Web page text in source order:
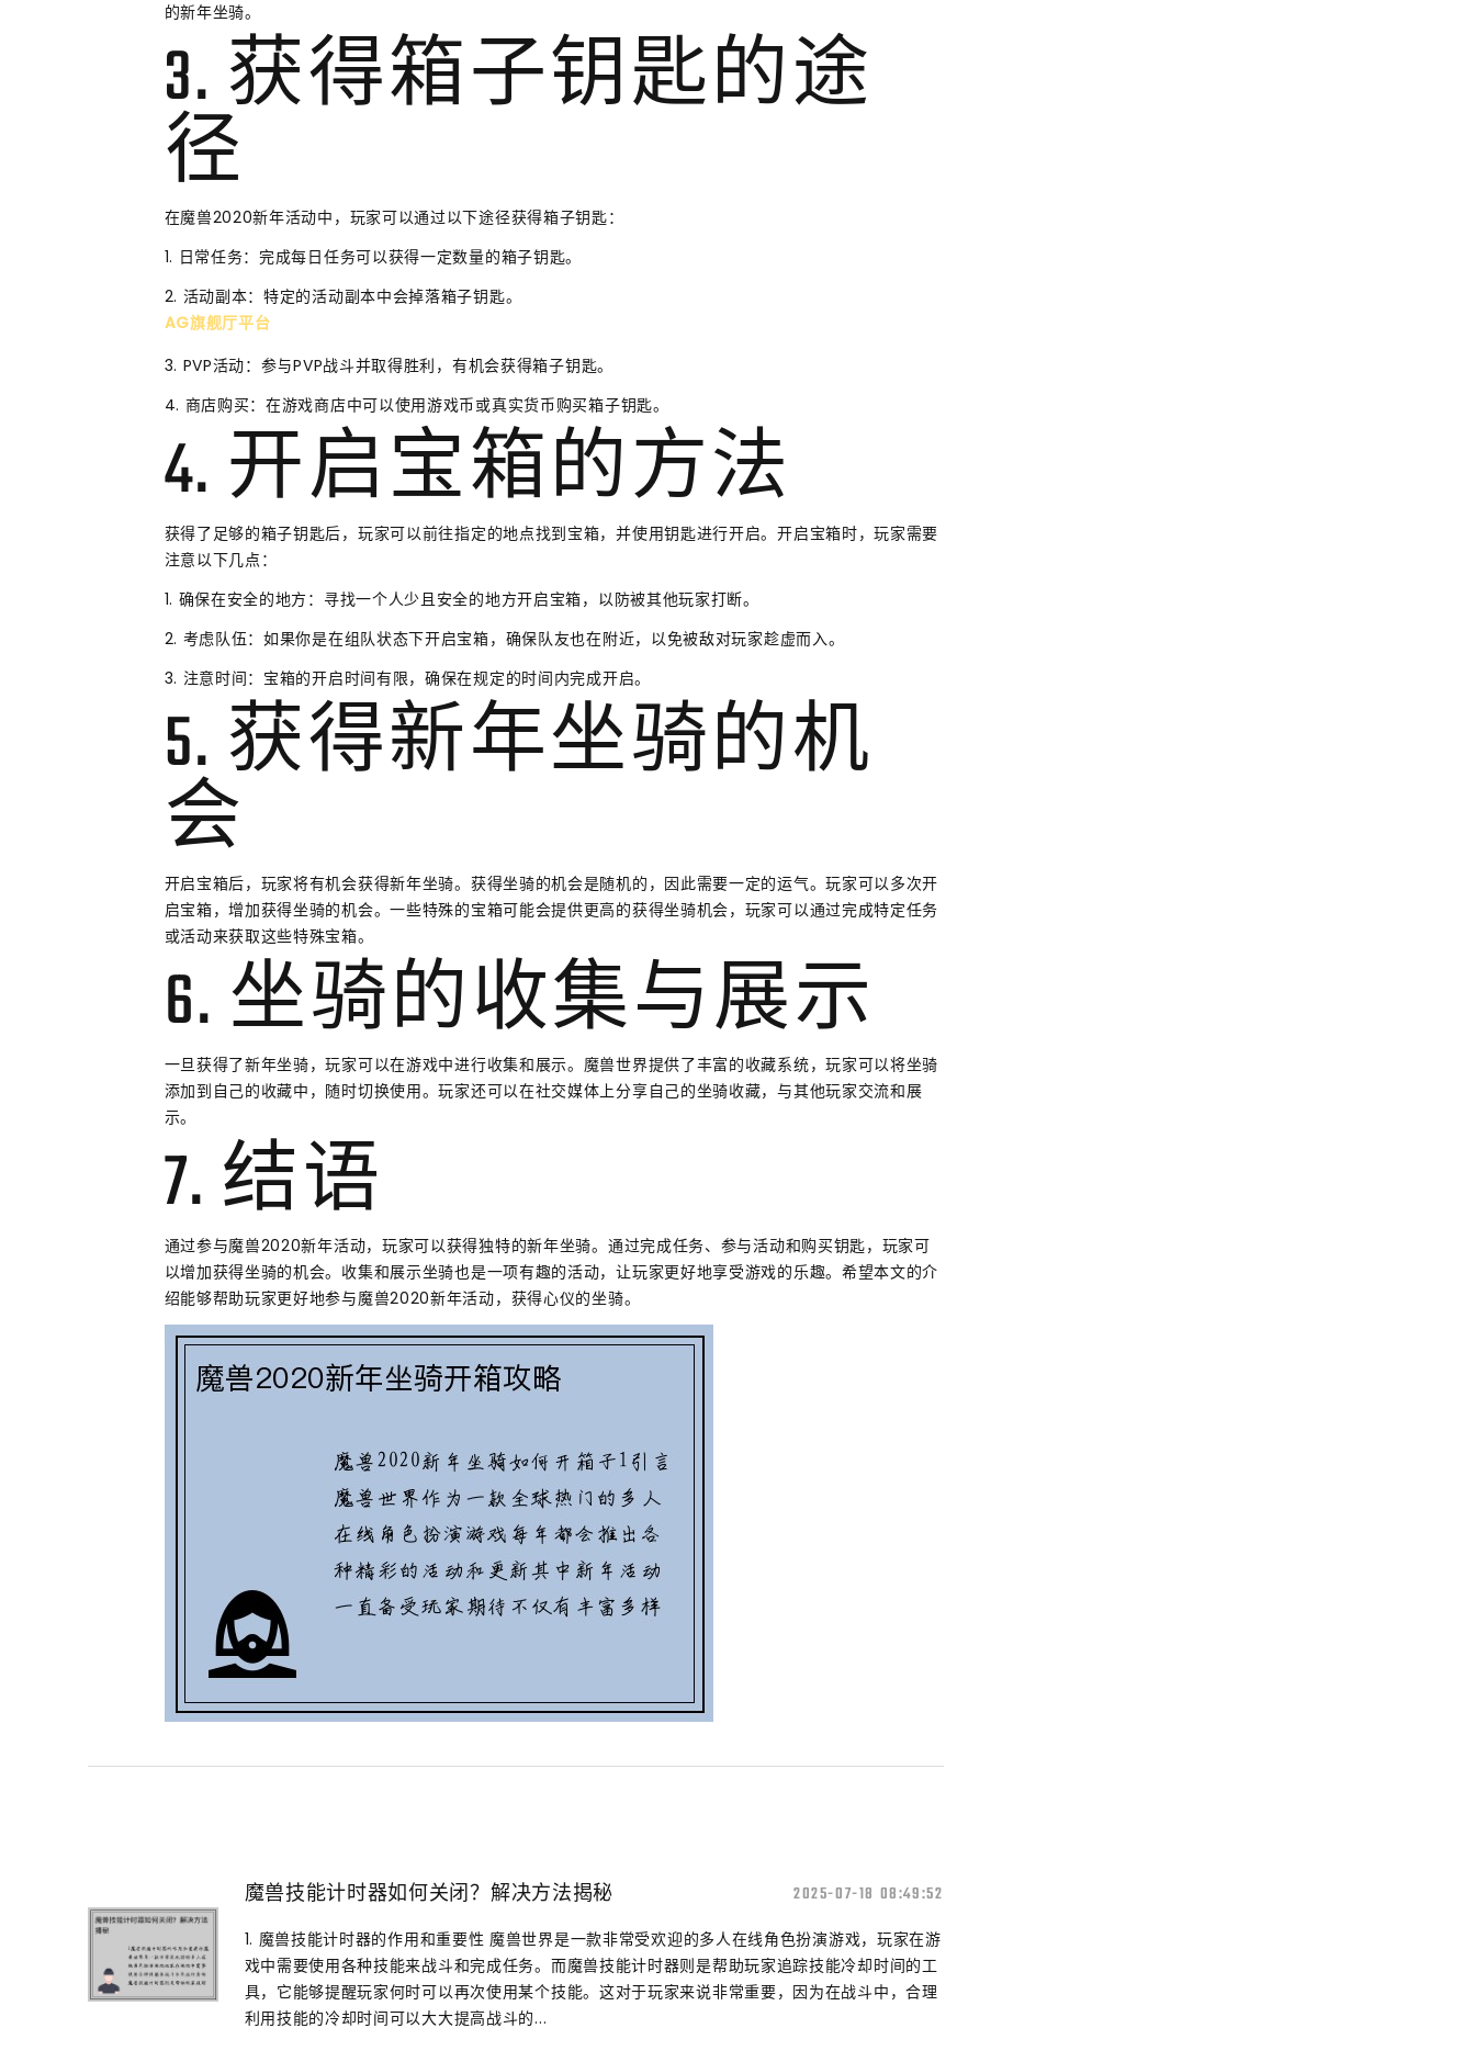
的新年坐骑。
3. 获得箱子钥匙的途
径
在魔兽2020新年活动中，玩家可以通过以下途径获得箱子钥匙：
1. 日常任务：完成每日任务可以获得一定数量的箱子钥匙。
2. 活动副本：特定的活动副本中会掉落箱子钥匙。
AG旗舰厅平台
3. PVP活动：参与PVP战斗并取得胜利，有机会获得箱子钥匙。
4. 商店购买：在游戏商店中可以使用游戏币或真实货币购买箱子钥匙。
4. 开启宝箱的方法
获得了足够的箱子钥匙后，玩家可以前往指定的地点找到宝箱，并使用钥匙进行开启。开启宝箱时，玩家需要
注意以下几点：
1. 确保在安全的地方：寻找一个人少且安全的地方开启宝箱，以防被其他玩家打断。
2. 考虑队伍：如果你是在组队状态下开启宝箱，确保队友也在附近，以免被敌对玩家趁虚而入。
3. 注意时间：宝箱的开启时间有限，确保在规定的时间内完成开启。
5. 获得新年坐骑的机
会
开启宝箱后，玩家将有机会获得新年坐骑。获得坐骑的机会是随机的，因此需要一定的运气。玩家可以多次开
启宝箱，增加获得坐骑的机会。一些特殊的宝箱可能会提供更高的获得坐骑机会，玩家可以通过完成特定任务
或活动来获取这些特殊宝箱。
6. 坐骑的收集与展示
一旦获得了新年坐骑，玩家可以在游戏中进行收集和展示。魔兽世界提供了丰富的收藏系统，玩家可以将坐骑
添加到自己的收藏中，随时切换使用。玩家还可以在社交媒体上分享自己的坐骑收藏，与其他玩家交流和展
示。
7. 结语
通过参与魔兽2020新年活动，玩家可以获得独特的新年坐骑。通过完成任务、参与活动和购买钥匙，玩家可
以增加获得坐骑的机会。收集和展示坐骑也是一项有趣的活动，让玩家更好地享受游戏的乐趣。希望本文的介
绍能够帮助玩家更好地参与魔兽2020新年活动，获得心仪的坐骑。
魔兽技能计时器如何关闭？解决方法揭秘 2025-07-18 08:49:52
1. 魔兽技能计时器的作用和重要性 魔兽世界是一款非常受欢迎的多人在线角色扮演游戏，玩家在游
戏中需要使用各种技能来战斗和完成任务。而魔兽技能计时器则是帮助玩家追踪技能冷却时间的工
具，它能够提醒玩家何时可以再次使用某个技能。这对于玩家来说非常重要，因为在战斗中，合理
利用技能的冷却时间可以大大提高战斗的...